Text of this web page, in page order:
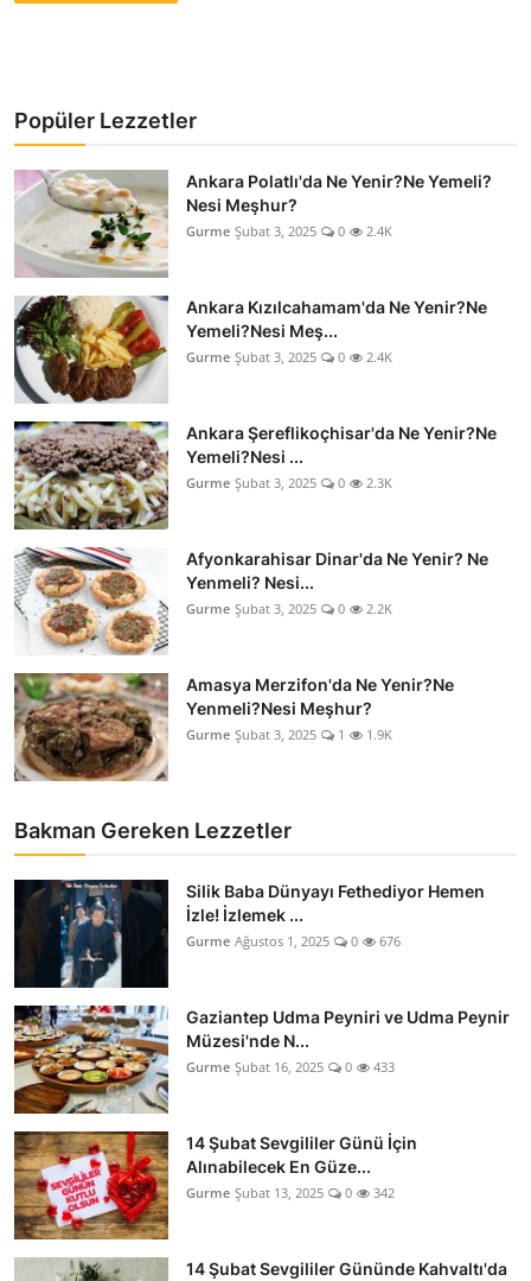
Popüler Lezzetler
Ankara Polatlı'da Ne Yenir?Ne Yemeli?
Nesi Meşhur?
Gurme Şubat 3, 2025 0 2.4K
Ankara Kızılcahamam'da Ne Yenir?Ne
Yemeli?Nesi Meş...
Gurme Şubat 3, 2025 0 2.4K
Ankara Şereflikoçhisar'da Ne Yenir?Ne
Yemeli?Nesi ...
Gurme Şubat 3, 2025 0 2.3K
Afyonkarahisar Dinar'da Ne Yenir? Ne
Yenmeli? Nesi...
Gurme Şubat 3, 2025 0 2.2K
Amasya Merzifon'da Ne Yenir?Ne
Yenmeli?Nesi Meşhur?
Gurme Şubat 3, 2025 1 1.9K
Bakman Gereken Lezzetler
Silik Baba Dünyayı Fethediyor Hemen
İzle! İzlemek ...
Gurme Ağustos 1, 2025 0 676
Gaziantep Udma Peyniri ve Udma Peynir
Müzesi'nde N...
Gurme Şubat 16, 2025 0 433
14 Şubat Sevgililer Günü İçin
Alınabilecek En Güze...
Gurme Şubat 13, 2025 0 342
14 Şubat Sevgililer Gününde Kahvaltı'da